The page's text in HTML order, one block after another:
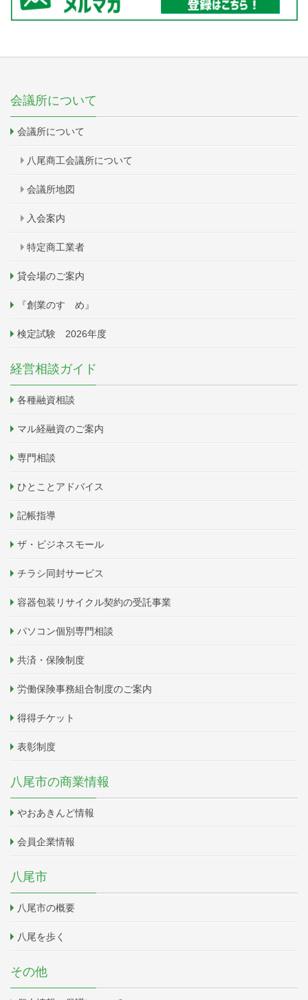
会議所について
会議所について
八尾商工会議所について
会議所地図
入会案内
特定商工業者
貸会場のご案内
『創業のすゝめ』
検定試験 2026年度
経営相談ガイド
各種融資相談
マル経融資のご案内
専門相談
ひとことアドバイス
記帳指導
ザ・ビジネスモール
チラシ同封サービス
容器包装リサイクル契約の受託事業
パソコン個別専門相談
共済・保険制度
労働保険事務組合制度のご案内
得得チケット
表彰制度
八尾市の商業情報
やおあきんど情報
会員企業情報
八尾市
八尾市の概要
八尾を歩く
その他